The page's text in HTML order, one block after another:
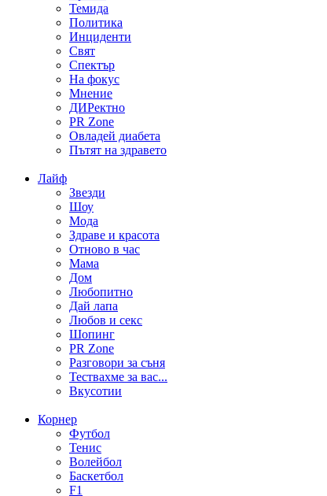
Темида
Политика
Инциденти
Свят
Спектър
На фокус
Мнение
ДИРектно
PR Zone
Овладей диабета
Пътят на здравето
Лайф
Звезди
Шоу
Мода
Здраве и красота
Отново в час
Мама
Дом
Любопитно
Дай лапа
Любов и секс
Шопинг
PR Zone
Разговори за съня
Тествахме за вас...
Вкусотии
Корнер
Футбол
Тенис
Волейбол
Баскетбол
F1